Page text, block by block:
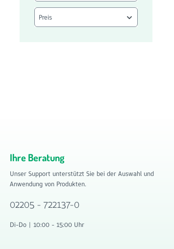
Preis
Ihre Beratung
Unser Support unterstützt Sie bei der Auswahl und
Anwendung von Produkten.
02205 - 722137-0
Di-Do | 10:00 - 15:00 Uhr